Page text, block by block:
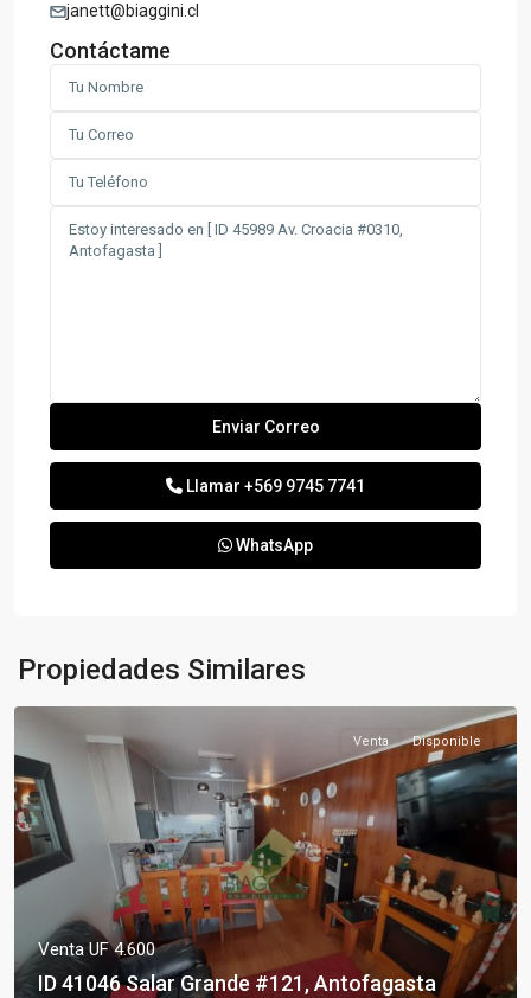
janett@biaggini.cl
Contáctame
Llamar +569 9745 7741
WhatsApp
Propiedades Similares
Venta Disponible
Venta UF 4.600
ID 41046 Salar Grande #121, Antofagasta